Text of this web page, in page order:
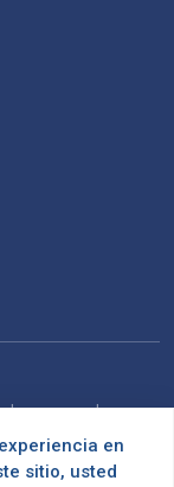
reservados.
en
sitio, usted